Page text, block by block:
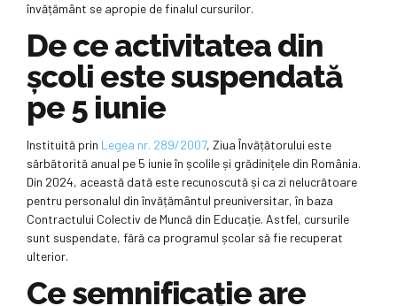
învățământ se apropie de finalul cursurilor.
De ce activitatea din
școli este suspendată
pe 5 iunie
Instituită prin Legea nr. 289/2007, Ziua Învățătorului este
sărbătorită anual pe 5 iunie în școlile și grădinițele din România.
Din 2024, această dată este recunoscută și ca zi nelucrătoare
pentru personalul din învățământul preuniversitar, în baza
Contractului Colectiv de Muncă din Educație. Astfel, cursurile
sunt suspendate, fără ca programul școlar să fie recuperat
ulterior.
Ce semnificație are